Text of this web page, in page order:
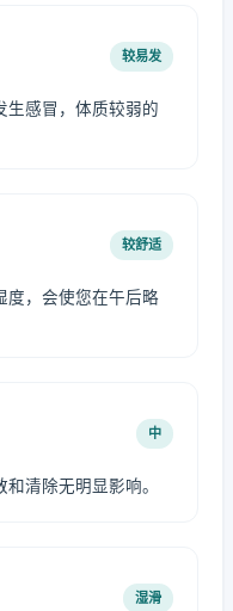
较易发
生感冒，体质较弱的
较舒适
度，会使您在午后略
中
清除无明显影响。
湿滑